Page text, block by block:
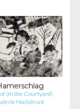
(In the Courtyard)
Hochdruck